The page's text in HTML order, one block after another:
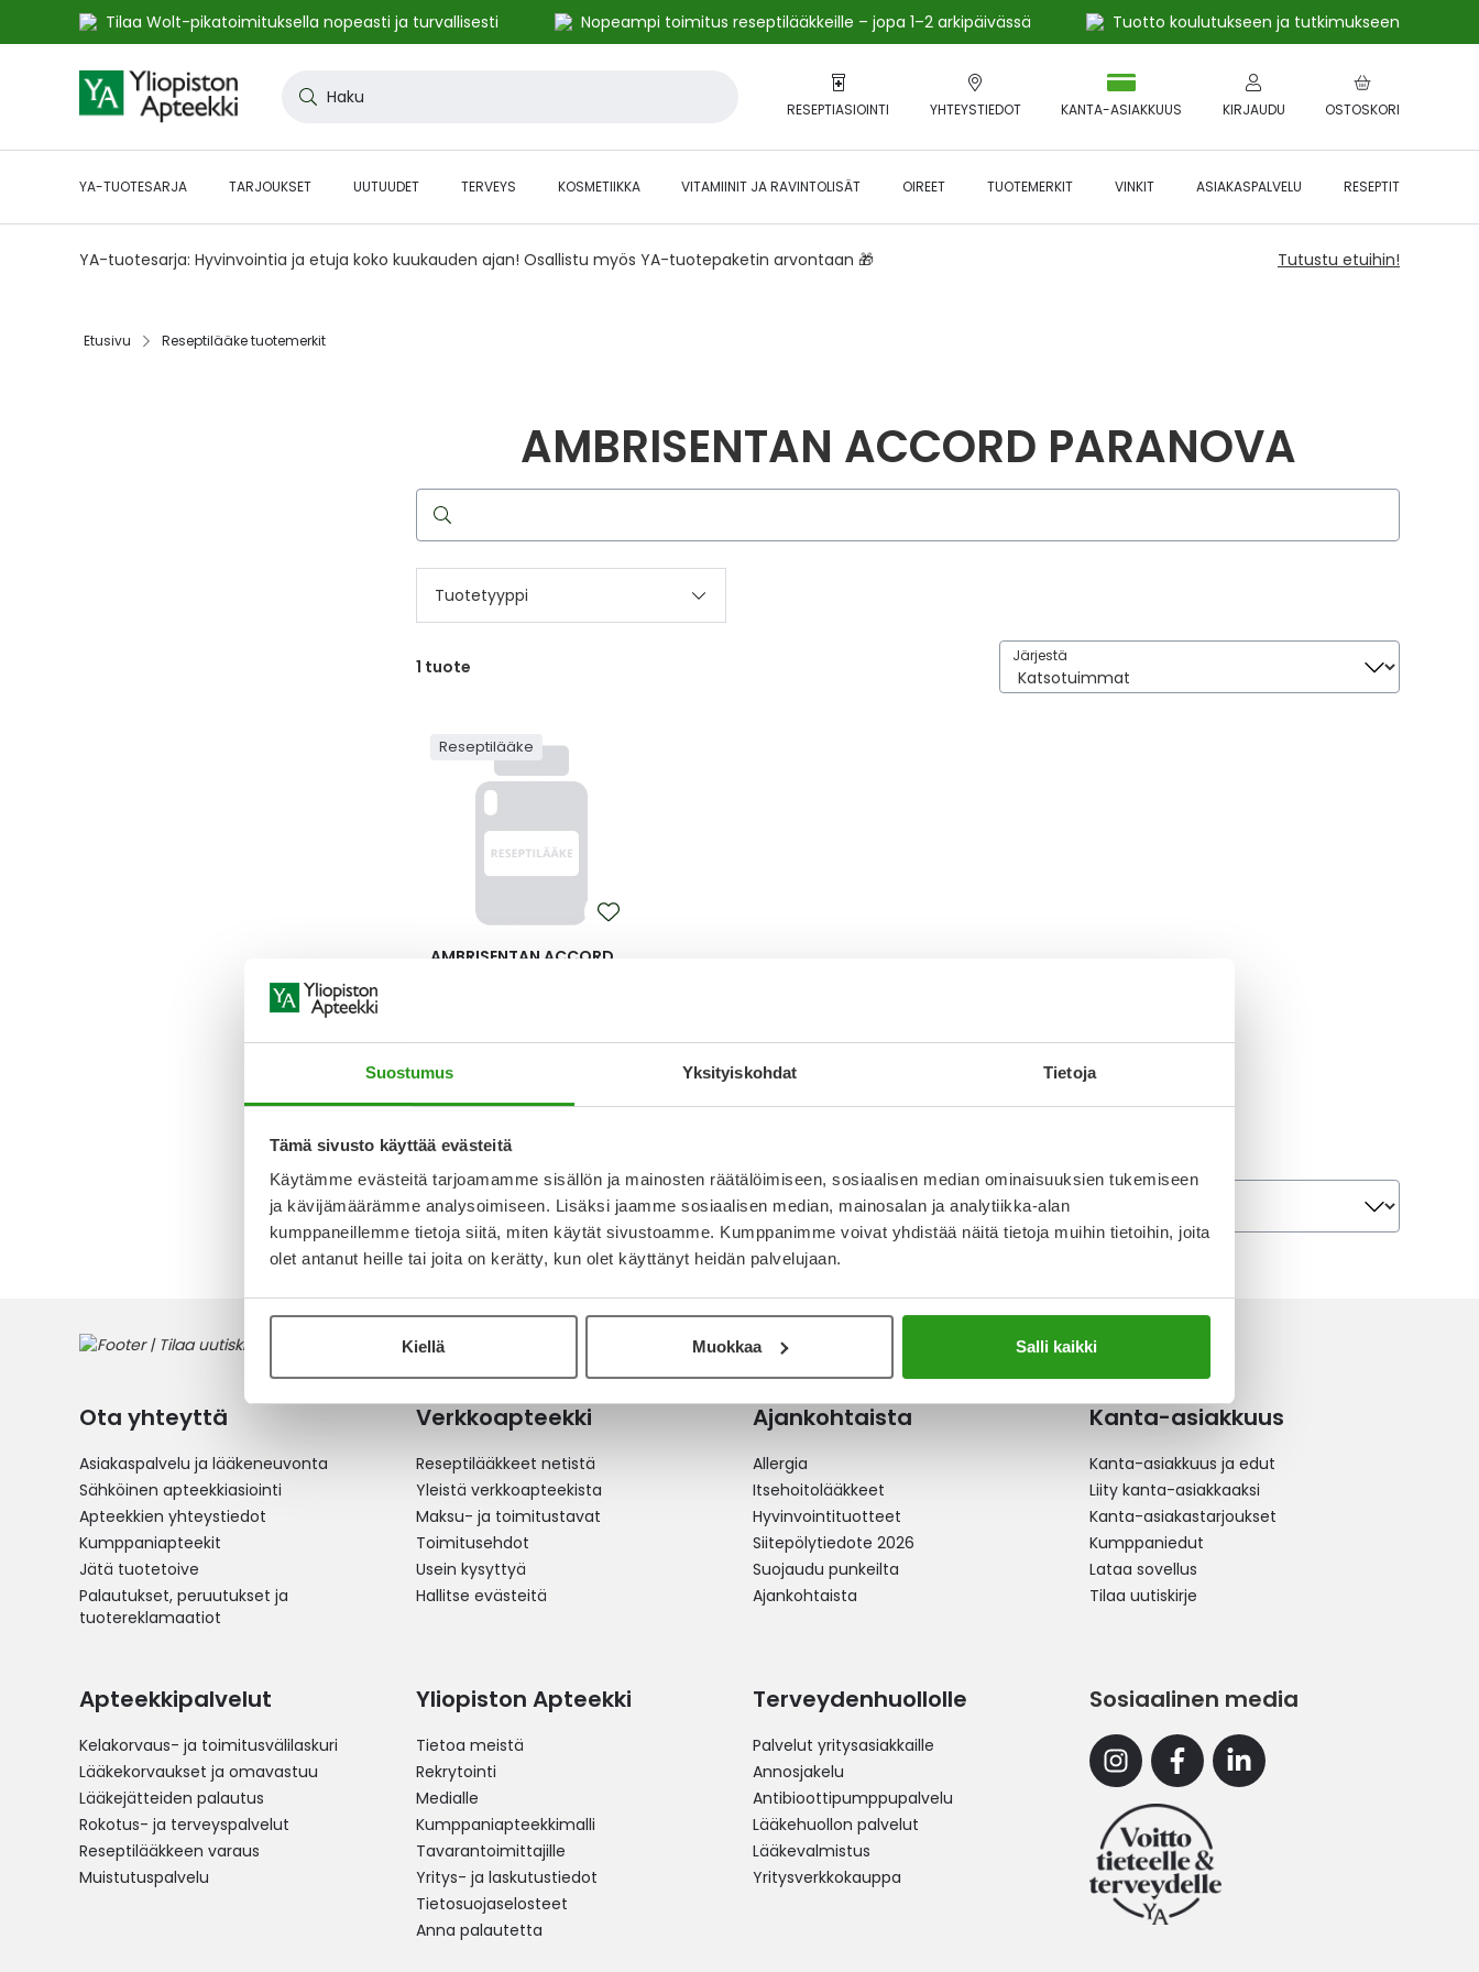
Suostumus Yksityiskohdat Tietoja
Tämä sivusto käyttää evästeitä
Käytämme evästeitä tarjoamamme sisällön ja mainosten räätälöimiseen, sosiaalisen median ominaisuuksien tukemiseen
ja kävijämäärämme analysoimiseen. Lisäksi jaamme sosiaalisen median, mainosalan ja analytiikka-alan
kumppaneillemme tietoja siitä, miten käytät sivustoamme. Kumppanimme voivat yhdistää näitä tietoja muihin tietoihin, joita
olet antanut heille tai joita on kerätty, kun olet käyttänyt heidän palvelujaan.
Kiellä Muokkaa Salli kaikki
Tilaa Wolt-pikatoimituksella nopeasti ja turvallisesti Nopeampi toimitus reseptilääkkeille – jopa 1–2 arkipäivässä
Tuotto koulutukseen ja tutkimukseen
to
Content
RESEPTIASIOINTI YHTEYSTIEDOT OSTOSKORI
KANTA-ASIAKKUUS KIRJAUDU
YA-TUOTESARJA TARJOUKSET UUTUUDET TERVEYS KOSMETIIKKA VITAMIINIT JA RAVINTOLISÄT OIREET TUOTEMERKIT VINKIT ASIAKASPALVELU RESEPTIT
YA-tuotesarja: Hyvinvointia ja etuja koko kuukauden ajan! Osallistu myös YA-tuotepaketin arvontaan 🎁 Tutustu etuihin!
Etusivu Reseptilääke tuotemerkit
AMBRISENTAN ACCORD PARANOVA
Hae
reseptilääkettä
Tuotetyyppi
1 tuote
Järjestä
Järjestä
Reseptilääke
AMBRISENTAN ACCORD
KALVOPÄÄLLYSTEINEN 30 X
1 FOL
854,66 €
1 tuote
Järjestä
Ota yhteyttä
Asiakaspalvelu ja lääkeneuvonta
Sähköinen apteekkiasiointi
Apteekkien yhteystiedot
Kumppaniapteekit
Jätä tuotetoive
Palautukset, peruutukset ja
tuotereklamaatiot
Verkkoapteekki
Reseptilääkkeet netistä
Yleistä verkkoapteekista
Maksu- ja toimitustavat
Toimitusehdot
Usein kysyttyä
Hallitse evästeitä
Ajankohtaista
Allergia
Itsehoitolääkkeet
Hyvinvointituotteet
Siitepölytiedote 2026
Suojaudu punkeilta
Ajankohtaista
Kanta-asiakkuus
Kanta-asiakkuus ja edut
Liity kanta-asiakkaaksi
Kanta-asiakastarjoukset
Kumppaniedut
Lataa sovellus
Tilaa uutiskirje
Apteekkipalvelut
Kelakorvaus- ja toimitusvälilaskuri
Lääkekorvaukset ja omavastuu
Lääkejätteiden palautus
Rokotus- ja terveyspalvelut
Reseptilääkkeen varaus
Muistutuspalvelu
Yliopiston Apteekki
Tietoa meistä
Rekrytointi
Medialle
Kumppaniapteekkimalli
Tavarantoimittajille
Yritys- ja laskutustiedot
Tietosuojaselosteet
Anna palautetta
Terveydenhuollolle
Palvelut yritysasiakkaille
Annosjakelu
Antibioottipumppupalvelu
Lääkehuollon palvelut
Lääkevalmistus
Yritysverkkokauppa
Sosiaalinen media
InstagramFacebookLinkedin